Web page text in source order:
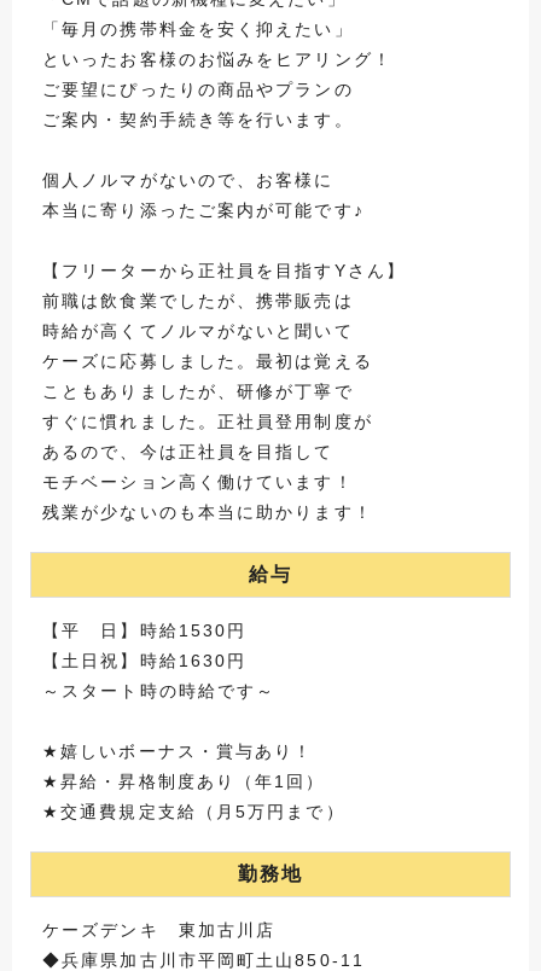
「毎月の携帯料金を安く抑えたい」
といったお客様のお悩みをヒアリング！
ご要望にぴったりの商品やプランの
ご案内・契約手続き等を行います。
個人ノルマがないので、お客様に
本当に寄り添ったご案内が可能です♪
【フリーターから正社員を目指すYさん】
前職は飲食業でしたが、携帯販売は
時給が高くてノルマがないと聞いて
ケーズに応募しました。最初は覚える
こともありましたが、研修が丁寧で
すぐに慣れました。正社員登用制度が
あるので、今は正社員を目指して
モチベーション高く働けています！
残業が少ないのも本当に助かります！
給与
【平 日】時給1530円
【土日祝】時給1630円
～スタート時の時給です～
★嬉しいボーナス・賞与あり！
★昇給・昇格制度あり（年1回）
★交通費規定支給（月5万円まで）
勤務地
ケーズデンキ 東加古川店
◆兵庫県加古川市平岡町土山850-11